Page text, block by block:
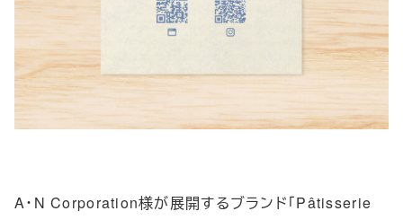
A・N Corporation様が展開するブランド「Pâtisserie